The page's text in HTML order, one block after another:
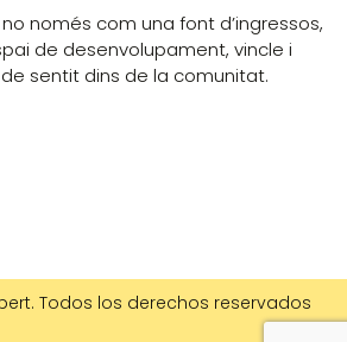
només com una font d’ingressos,
de desenvolupament, vincle i
sentit dins de la comunitat.
Todos los derechos reservados